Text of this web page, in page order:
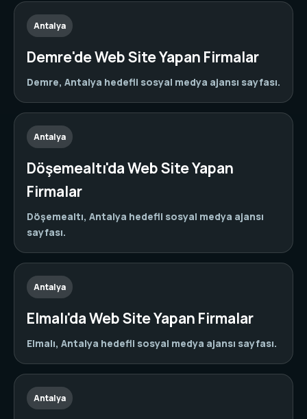
Antalya
Demre'de Web Site Yapan Firmalar
Demre, Antalya hedefli sosyal medya ajansı sayfası.
Antalya
Döşemealtı'da Web Site Yapan
Firmalar
Döşemealtı, Antalya hedefli sosyal medya ajansı
sayfası.
Antalya
Elmalı'da Web Site Yapan Firmalar
Elmalı, Antalya hedefli sosyal medya ajansı sayfası.
Antalya